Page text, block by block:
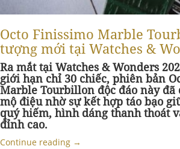
Octo Finissimo Marble
tượng mới tại Watches &
Ra mắt tại Watches & Wonders
giới hạn chỉ 30 chiếc, phiên bản
Marble Tourbillon độc đáo này
mộ điệu nhờ sự kết hợp táo bạo
quý hiếm, hình dáng thanh thoát
đỉnh cao.
Continue reading →